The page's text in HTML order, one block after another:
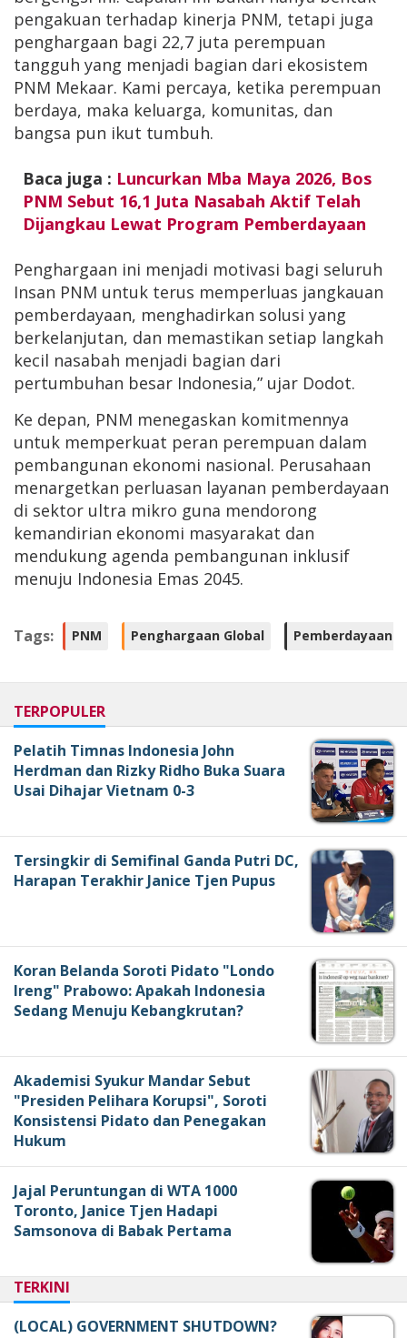
pengakuan terhadap kinerja PNM, tetapi juga
penghargaan bagi 22,7 juta perempuan
tangguh yang menjadi bagian dari ekosistem
PNM Mekaar. Kami percaya, ketika perempuan
berdaya, maka keluarga, komunitas, dan
bangsa pun ikut tumbuh.
Baca juga : Luncurkan Mba Maya 2026, Bos
PNM Sebut 16,1 Juta Nasabah Aktif Telah
Dijangkau Lewat Program Pemberdayaan
Penghargaan ini menjadi motivasi bagi seluruh
Insan PNM untuk terus memperluas jangkauan
pemberdayaan, menghadirkan solusi yang
berkelanjutan, dan memastikan setiap langkah
kecil nasabah menjadi bagian dari
pertumbuhan besar Indonesia,” ujar Dodot.
Ke depan, PNM menegaskan komitmennya
untuk memperkuat peran perempuan dalam
pembangunan ekonomi nasional. Perusahaan
menargetkan perluasan layanan pemberdayaan
di sektor ultra mikro guna mendorong
kemandirian ekonomi masyarakat dan
mendukung agenda pembangunan inklusif
menuju Indonesia Emas 2045.
Tags: PNM Penghargaan Global Pemberdayaan
TERPOPULER
Pelatih Timnas Indonesia John
Herdman dan Rizky Ridho Buka Suara
Usai Dihajar Vietnam 0-3
Tersingkir di Semifinal Ganda Putri DC,
Harapan Terakhir Janice Tjen Pupus
Koran Belanda Soroti Pidato "Londo
Ireng" Prabowo: Apakah Indonesia
Sedang Menuju Kebangkrutan?
Akademisi Syukur Mandar Sebut
"Presiden Pelihara Korupsi", Soroti
Konsistensi Pidato dan Penegakan
Hukum
Jajal Peruntungan di WTA 1000
Toronto, Janice Tjen Hadapi
Samsonova di Babak Pertama
TERKINI
(LOCAL) GOVERNMENT SHUTDOWN?